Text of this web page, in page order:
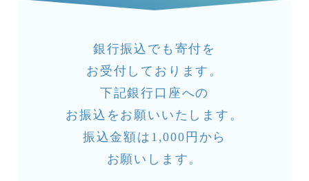
銀行振込でも寄付を
お受付しております。
下記銀行口座への
お振込をお願いいたします。
振込金額は1,000円から
お願いします。